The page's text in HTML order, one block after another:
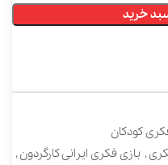
خرید
کودکان
, بازی فکری ایرانی کارگردون,